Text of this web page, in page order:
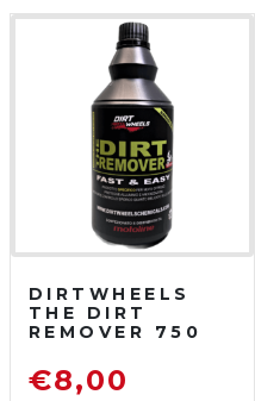
DIRTWHEELS
THE DIRT
REMOVER 750
SGRASSATORE
DETERGENTE
€8,00